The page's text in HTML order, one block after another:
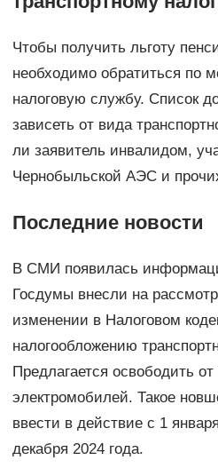
Чтобы получить льготу
необходимо обратиться по
налоговую службу. Список
зависеть от вида
ли заявитель инвалидом,
Чернобыльской АЭС и
Последние новости
В СМИ появилась
Госдумы внесли на
изменении в Налоговом
налогообложению
Предлагается освободить
электромобилей. Такое
ввести в действие с 1
декабря 2024 года.